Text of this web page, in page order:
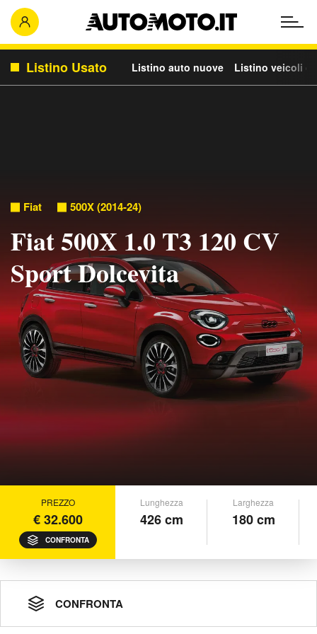
Listino Usato Listino auto nuove Listino veicoli
Fiat 500X (2014-24)
Fiat 500X 1.0 T3 120 CV
Sport Dolcevita
PREZZO
€ 32.600
CONFRONTA
Lunghezza
426 cm
Larghezza
180 cm
CONFRONTA